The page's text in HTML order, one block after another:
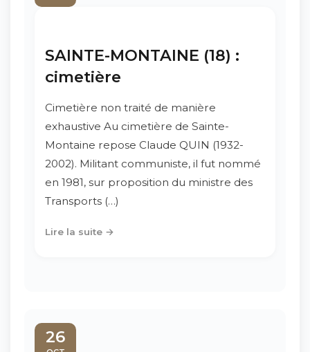
SAINTE-MONTAINE (18) :
cimetière
Cimetière non traité de manière
exhaustive Au cimetière de Sainte-
Montaine repose Claude QUIN (1932-
2002). Militant communiste, il fut nommé
en 1981, sur proposition du ministre des
Transports (…)
Lire la suite →
26